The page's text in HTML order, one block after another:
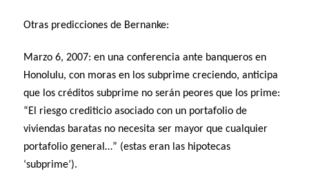
Otras predicciones de Bernanke:
Marzo 6, 2007: en una conferencia ante banqueros en
Honolulu, con moras en los subprime creciendo, anticipa
que los créditos subprime no serán peores que los prime:
“El riesgo crediticio asociado con un portafolio de
viviendas baratas no necesita ser mayor que cualquier
portafolio general…” (estas eran las hipotecas
‘subprime’).